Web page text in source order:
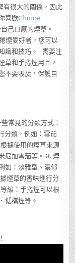
有很大的關係，因此
喜歡Choice
己口感的煙草。
煙愛好者，您可以
識和技巧。 需要注
草和手捲煙用品，
不要吸菸，保護自
常見的分類方式：
分類，例如：雪茄
據使用的煙草來源
尼加雪茄等。 3. 煙
如：淡雅型、濃郁
煙草的香味進行分
級：手捲煙可以根
低檔煙等。